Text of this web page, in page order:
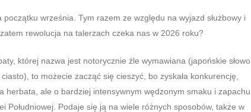
września. Tym razem ze względu na wyjazd służbowy i
rewolucja na talerzach czeka nas w 2026 roku?
której nazwa jest notorycznie źle wymawiana (japońskie słowo
to możecie zacząć się cieszyć, bo zyskała konkurencję,
herbata, ale o bardziej intensywnym wędzonym smaku i zapachu.
Południowej. Podaje się ją na wiele różnych sposobów, także w